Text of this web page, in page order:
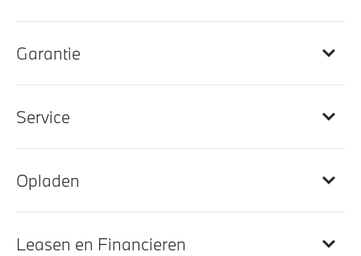
M Interieurlijsten Rhombicle Anthrazit
M Hemelbekleding in Anthrazit uitgevoerd
In de breedte verstelbare rugleuning
Sportstuur
Stuurwielrand verwarmd
Garantie
Service
Opladen
Leasen en Financieren